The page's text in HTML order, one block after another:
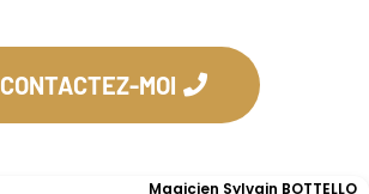
CONTACTEZ-MOI
Magicien Sylvain BOTTELLO